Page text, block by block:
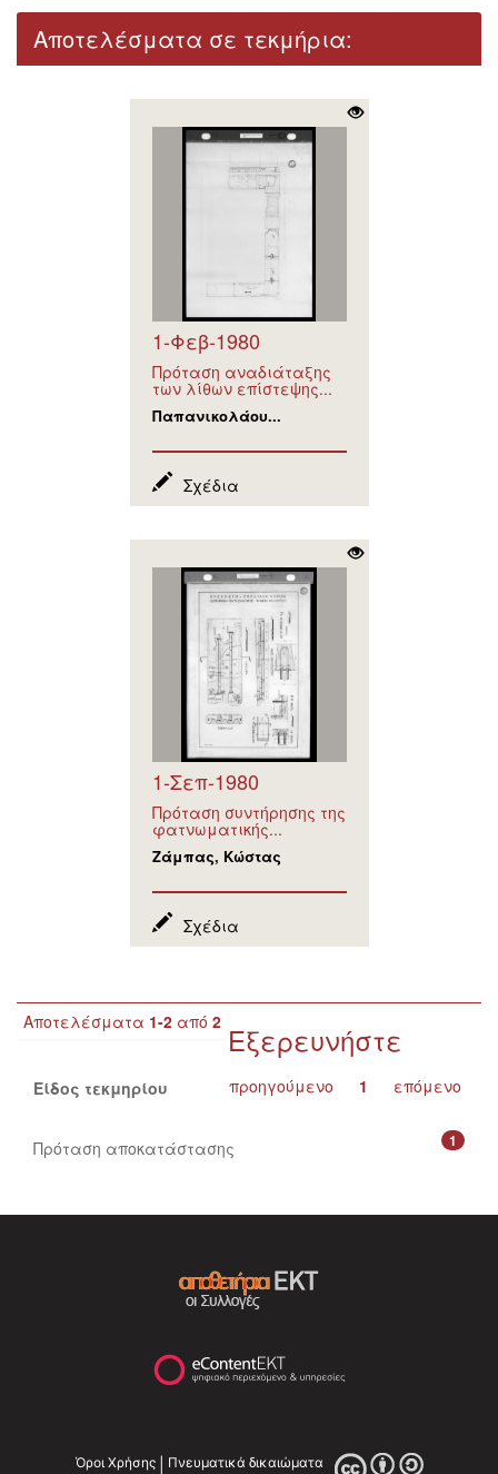
Αποτελέσματα σε τεκμήρια:
1-Φεβ-1980
Πρόταση αναδιάταξης
των λίθων επίστεψης...
Παπανικολάου...
Σχέδια
1-Σεπ-1980
Πρόταση συντήρησης της
φατνωματικής...
Ζάμπας, Κώστας
Σχέδια
Αποτελέσματα 1-2 από 2
προηγούμενο 1 επόμενο
Εξερευνήστε
Είδος τεκμηρίου
1
Πρόταση αποκατάστασης